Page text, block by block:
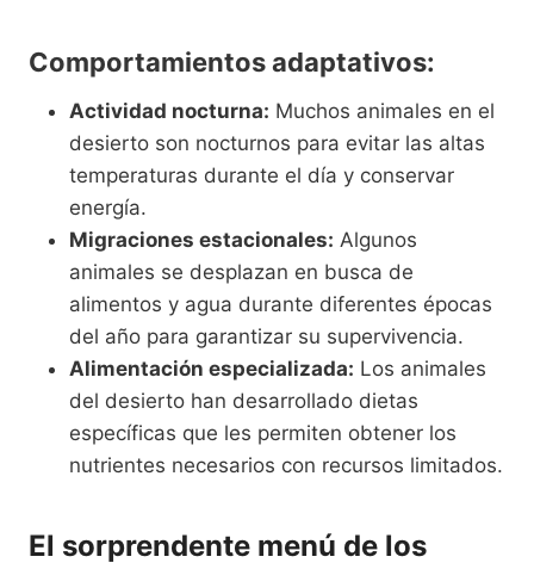
Comportamientos adaptativos:
Actividad nocturna: Muchos animales en el
desierto son nocturnos para evitar las altas
temperaturas durante el día y conservar
energía.
Migraciones estacionales: Algunos
animales se desplazan en busca de
alimentos y agua durante diferentes épocas
del año para garantizar su supervivencia.
Alimentación especializada: Los animales
del desierto han desarrollado dietas
específicas que les permiten obtener los
nutrientes necesarios con recursos limitados.
El sorprendente menú de los